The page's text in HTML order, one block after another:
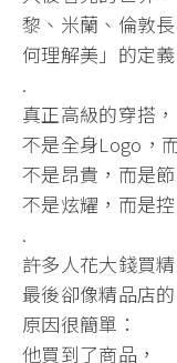
黎、米蘭、倫敦
何理解美」的定義
.
真正高級的穿搭，
不是全身Logo，
不是昂貴，而是節
不是炫耀，而是控
.
許多人花大錢買精
最後卻像精品店
原因很簡單：
他買到了商品，